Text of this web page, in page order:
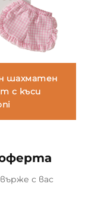
шахматен
с къси
с вас